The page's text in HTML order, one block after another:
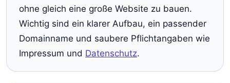
ohne gleich eine große Website zu bauen.
Wichtig sind ein klarer Aufbau, ein passender
Domainname und saubere Pflichtangaben wie
Impressum und Datenschutz.